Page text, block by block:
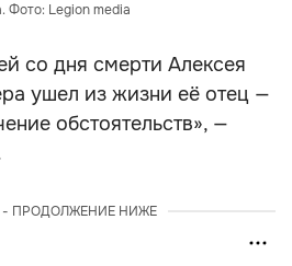
Фото: Legion media
со дня смерти Алексея
ушел из жизни её отец —
обстоятельств», —
- ПРОДОЛЖЕНИЕ НИЖЕ